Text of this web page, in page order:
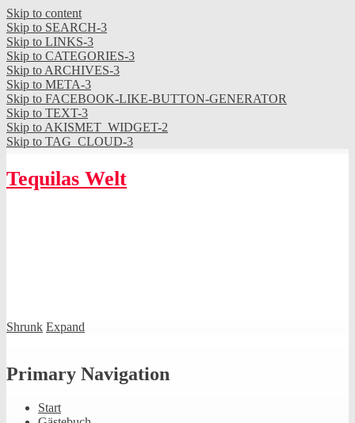
Skip to content
Skip to SEARCH-3
Skip to LINKS-3
Skip to CATEGORIES-3
Skip to ARCHIVES-3
Skip to META-3
Skip to FACEBOOK-LIKE-BUTTON-GENERATOR
Skip to TEXT-3
Skip to AKISMET_WIDGET-2
Skip to TAG_CLOUD-3
Tequilas Welt
Shrunk Expand
Primary Navigation
Start